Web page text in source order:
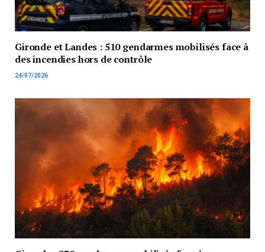
Gironde et Landes : 510 gendarmes mobilisés face à
des incendies hors de contrôle
24/07/2026